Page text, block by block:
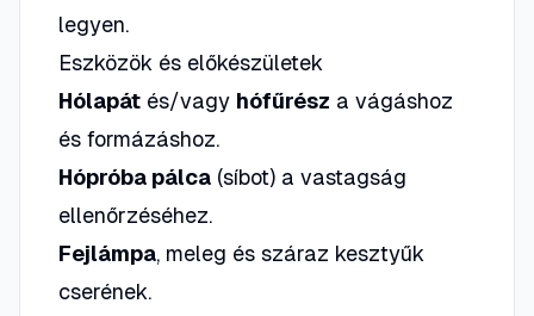
legyen.
Eszközök és előkészületek
Hólapát és/vagy hófűrész a vágáshoz
és formázáshoz.
Hópróba pálca (síbot) a vastagság
ellenőrzéséhez.
Fejlámpa, meleg és száraz kesztyűk
cserének.